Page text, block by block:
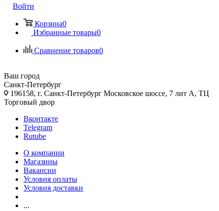
Войти
Корзина0
Избранные товары0
Сравнение товаров0
Ваш город
Санкт-Петербург
196158, г. Санкт-Петербург Московское шоссе, 7 лит А, ТЦ
Торговый двор
Вконтакте
Telegram
Rutube
О компании
Магазины
Вакансии
Условия оплаты
Условия доставки
...